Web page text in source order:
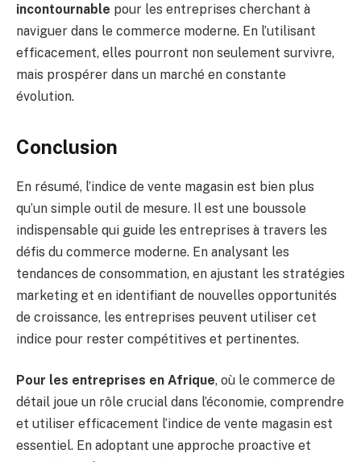
incontournable pour les entreprises cherchant à
naviguer dans le commerce moderne. En l’utilisant
efficacement, elles pourront non seulement survivre,
mais prospérer dans un marché en constante
évolution.
Conclusion
En résumé, l’indice de vente magasin est bien plus
qu’un simple outil de mesure. Il est une boussole
indispensable qui guide les entreprises à travers les
défis du commerce moderne. En analysant les
tendances de consommation, en ajustant les stratégies
marketing et en identifiant de nouvelles opportunités
de croissance, les entreprises peuvent utiliser cet
indice pour rester compétitives et pertinentes.
Pour les entreprises en Afrique, où le commerce de
détail joue un rôle crucial dans l’économie, comprendre
et utiliser efficacement l’indice de vente magasin est
essentiel. En adoptant une approche proactive et